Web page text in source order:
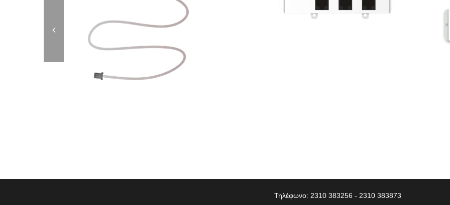
Τηλέφωνο: 2310 383256 - 2310 383873